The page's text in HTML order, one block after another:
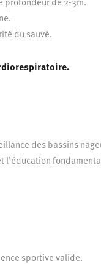
du sauvé.
des bassins
l’éducation
sportive valide.